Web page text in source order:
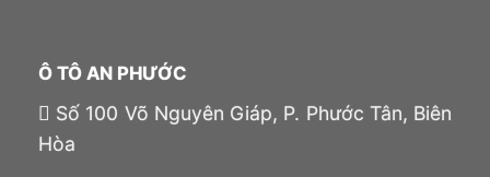
Ô TÔ AN PHƯỚC
Số 100 Võ Nguyên Giáp, P. Phước Tân, Biên
Hòa